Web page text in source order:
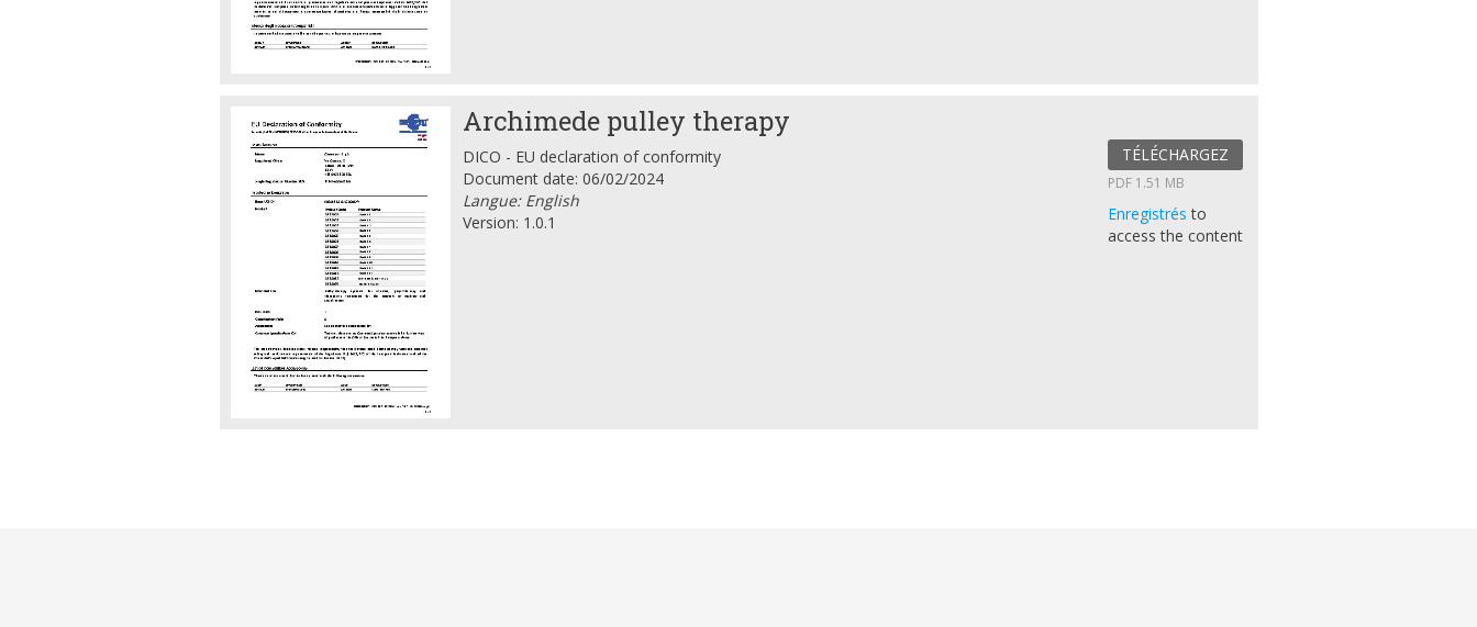
Archimede pulley therapy
DICO - EU declaration of conformity
Document date: 06/02/2024
Langue: English
Version: 1.0.1
TÉLÉCHARGEZ
PDF 1.51 MB
Enregistrésto
access the content